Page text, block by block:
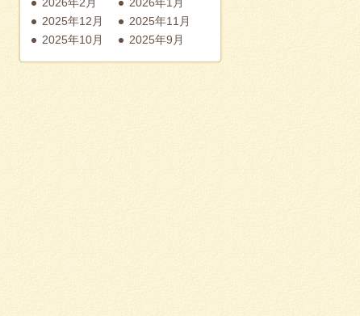
2025年12月
2025年11月
2025年10月
2025年9月